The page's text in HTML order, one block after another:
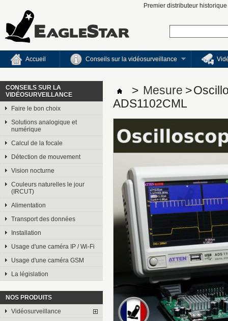
Premier distributeur
Accueil Conseils sur la vidéosurveillance
CONSEILS SUR LA
VIDÉOSURVEILLANCE
Faire le bon choix
Solutions analogique et
numérique
Calcul de la focale
Détection de mouvement
Vision nocturne
Couleurs naturelles le jour
(IRCUT)
Alimentation
Transport des données
Installation
Usage d'une caméra IP / Wi-Fi
Usage d'une caméra GSM
La législation
NOS PRODUITS
Vidéosurveillance
> Mesure >
ADS1102CML